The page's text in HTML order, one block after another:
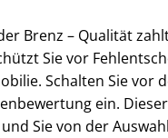
Brenz – Qualität
Sie vor
Schalten Sie vor
ein.
Sie von der